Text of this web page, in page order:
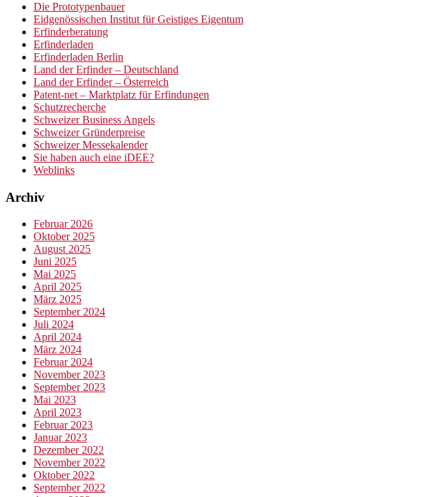
Die Prototypenbauer
Eidgenössischen Institut für Geistiges Eigentum
Erfinderberatung
Erfinderladen
Erfinderladen Berlin
Land der Erfinder – Deutschland
Land der Erfinder – Österreich
Patent-net – Marktplatz für Erfindungen
Schutzrecherche
Schweizer Business Angels
Schweizer Gründerpreise
Schweizer Messekalender
Sie haben auch eine iDEE?
Weblinks
Archiv
Februar 2026
Oktober 2025
August 2025
Juni 2025
Mai 2025
April 2025
März 2025
September 2024
Juli 2024
April 2024
März 2024
Februar 2024
November 2023
September 2023
Mai 2023
April 2023
Februar 2023
Januar 2023
Dezember 2022
November 2022
Oktober 2022
September 2022